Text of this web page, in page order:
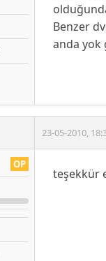
Benzer
anda yok
23-05-2010,
OP
teşekkür